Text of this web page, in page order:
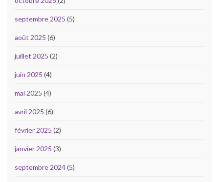
septembre 2025 (5)
août 2025 (6)
juillet 2025 (2)
juin 2025 (4)
mai 2025 (4)
avril 2025 (6)
février 2025 (2)
janvier 2025 (3)
septembre 2024(5)